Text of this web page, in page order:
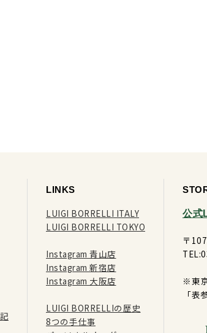
LINKS
LUIGI BORRELLI ITALY
LUIGI BORRELLI TOKYO
Instagram 青山店
Instagram 新宿店
Instagram 大阪店
LUIGI BORRELLIの歴史
8つの手仕事
公式
〒
※東
「